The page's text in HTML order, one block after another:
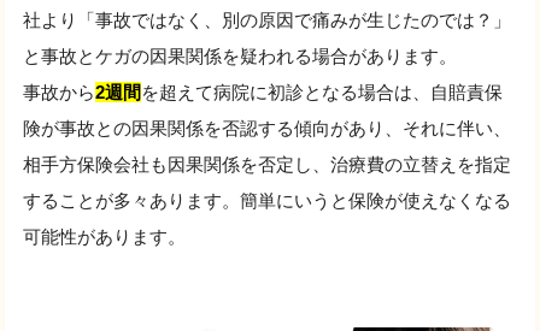
社より「事故ではなく、別の原因で痛みが生じたのでは？」
と事故とケガの因果関係を疑われる場合があります。
事故から2週間 を超えて病院に初診となる場合は、自賠責保
険が事故との因果関係を否認する傾向があり、それに伴い、
相手方保険会社も因果関係を否定し、治療費の立替えを指定
することが多々あります。簡単にいうと保険が使えなくなる
可能性があります。